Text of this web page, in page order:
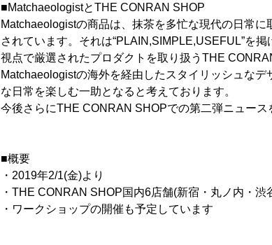
■MatchaeologistとTHE CONRAN SHOP
Matchaeologistの商品は、抹茶を多忙な現代の日常
されています。それは“PLAIN,SIMPLE,USEFUL”を
視点で厳選されたプロダクトを取り扱うTHE
Matchaeologistの海外を経由したスタイリッシュな
な日常を楽しむ一助となると考えております。
今後さらにTHE CONRAN SHOPでの第二弾ニュース
■概要
・2019年2/1(金)より
・THE CONRAN SHOP国内6店舗(新宿・丸ノ内・
・ワークショップの開催も予定しています